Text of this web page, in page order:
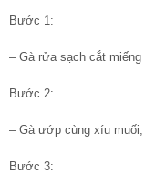
Bước 1:
– Gà rửa sạch cắt
Bước 2:
– Gà ướp cùng xíu
Bước 3: